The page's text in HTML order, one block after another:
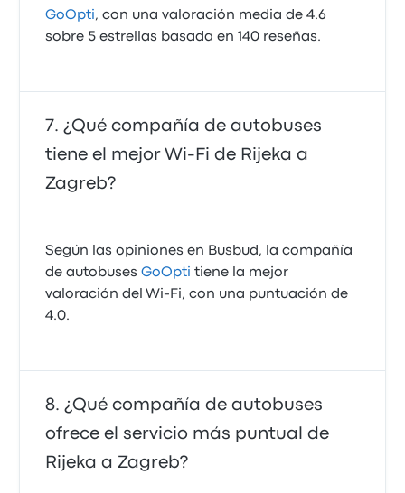
GoOpti, con una valoración media de 4.6
sobre 5 estrellas basada en 140 reseñas.
¿Qué compañía de autobuses
tiene el mejor Wi-Fi de Rijeka a
Zagreb?
Según las opiniones en Busbud, la compañía
de autobusesGoOpti tiene la mejor
valoración del Wi-Fi, con una puntuación de
4.0.
¿Qué compañía de autobuses
ofrece el servicio más puntual de
Rijeka a Zagreb?